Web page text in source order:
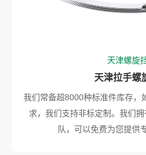
天津螺旋
天津拉手螺
我们常备超8000种标准件库存，
求，我们支持非标定制。我们
队，可以免费为您提供